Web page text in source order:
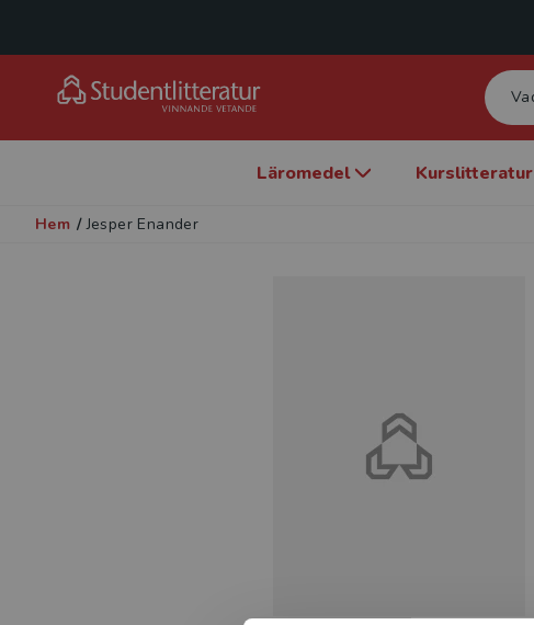
Läromedel Kurslitteratur
Hem / Jesper Enander